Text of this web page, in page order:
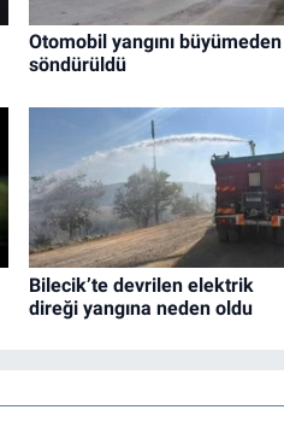
Otomobil yangını büyümeden
söndürüldü
Bilecik’te devrilen elektrik
direği yangına neden oldu